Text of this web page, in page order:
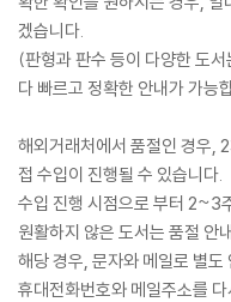
겠습니다.
(판형과 판수 등이 다양한 도
다 빠르고 정확한 안내가 가능
해외거래처에서 품절인 경우,
접 수입이 진행될 수 있습니다.
수입 진행 시점으로 부터 2~3
원활하지 않은 도서는 품절 안
해당 경우, 문자와 메일로 별
휴대전화번호와 메일주소를